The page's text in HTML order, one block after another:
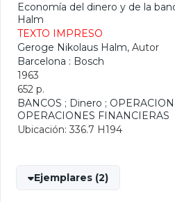
Economía del dinero y de la
Halm
TEXTO IMPRESO
Geroge Nikolaus Halm, Autor
Barcelona : Bosch
1963
652 p.
BANCOS ; Dinero ;
OPERACIONES FINANCIERAS
Ubicación: 336.7 H194
Ejemplares (2)